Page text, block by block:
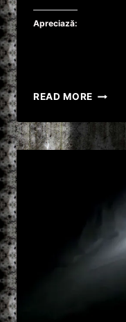
Apreciază:
READ MORE VIDEO